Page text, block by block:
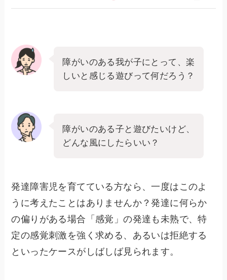
障がいのある我が子にとって、楽
しいと感じる遊びって何だろう？
障がいのある子と遊びたいけど、
どんな風にしたらいい？
発達障害児を育てている方なら、一度はこのよ
うに考えたことはありませんか？発達に何らか
の偏りがある場合「感覚」の発達も未熟で、特
定の感覚刺激を強く求める、あるいは拒絶する
といったケースがしばしば見られます。